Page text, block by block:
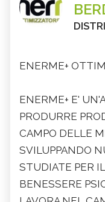
ENERME+
ENERME+ E'
PRODURRE
CAMPO DELLE
SVILUPPANDO
STUDIATE PER
BENESSERE